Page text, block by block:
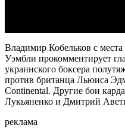
Владимир Кобельков с
Уэмбли прокомментирует
украинского боксера
против британца Льюиса
Continental. Другие бои
Лукьяненко и Дмитрий
реклама